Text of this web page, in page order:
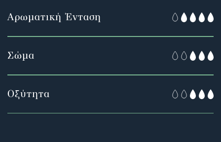
Αρωματική Ένταση
Σώμα
Οξύτητα